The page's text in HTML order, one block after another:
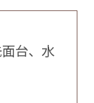
台、水